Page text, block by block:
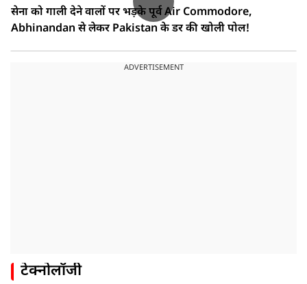
सेना को गाली देने वालों पर भड़के पूर्व Air Commodore,
Abhinandan से लेकर Pakistan के डर की खोली पोल!
ADVERTISEMENT
टेक्नोलॉजी